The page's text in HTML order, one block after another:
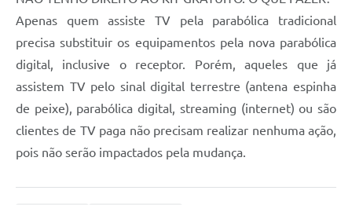
Apenas quem assiste TV pela parabólica tradicional
precisa substituir os equipamentos pela nova parabólica
digital, inclusive o receptor. Porém, aqueles que já
assistem TV pelo sinal digital terrestre (antena espinha
de peixe), parabólica digital, streaming (internet) ou são
clientes de TV paga não precisam realizar nenhuma ação,
pois não serão impactados pela mudança.